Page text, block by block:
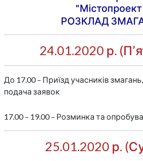
РОЗКЛАД
24.01.2020 р.
До 17.00 – Приїзд учасників
подача заявок
17.00 – 19.00 – Розминка та
25.01.2020 р.